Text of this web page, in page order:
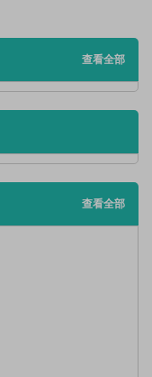
查看全部
查看全部